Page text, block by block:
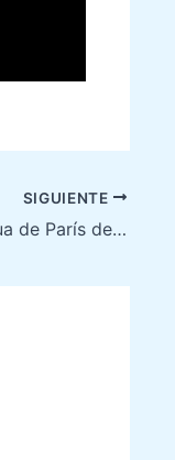
SIGUIENTE
La Casa más Antigua de París de Nicolás Flamel & la Piedra Filosofal